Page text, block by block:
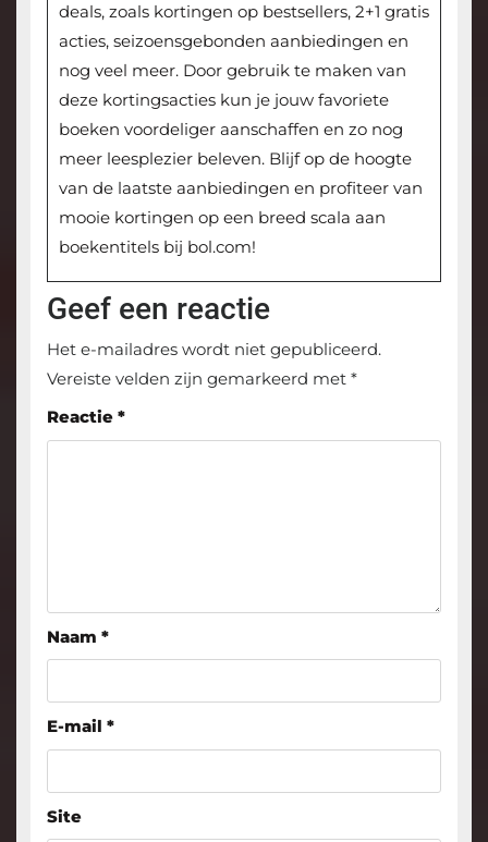
deals, zoals kortingen op bestsellers, 2+1 gratis
acties, seizoensgebonden aanbiedingen en
nog veel meer. Door gebruik te maken van
deze kortingsacties kun je jouw favoriete
boeken voordeliger aanschaffen en zo nog
meer leesplezier beleven. Blijf op de hoogte
van de laatste aanbiedingen en profiteer van
mooie kortingen op een breed scala aan
boekentitels bij bol.com!
Geef een reactie
Het e-mailadres wordt niet gepubliceerd.
Vereiste velden zijn gemarkeerd met *
Reactie *
Naam *
E-mail *
Site